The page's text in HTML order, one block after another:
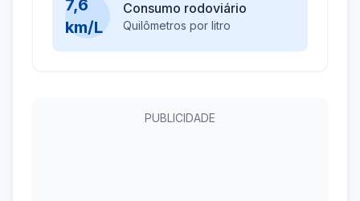
7,6
km/L
Consumo rodoviário
Quilômetros por litro
PUBLICIDADE